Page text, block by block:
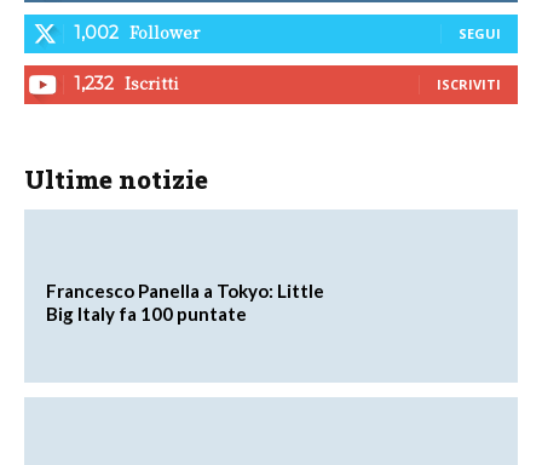
1,002 Follower SEGUI
1,232 Iscritti ISCRIVITI
Ultime notizie
Francesco Panella a Tokyo: Little
Big Italy fa 100 puntate